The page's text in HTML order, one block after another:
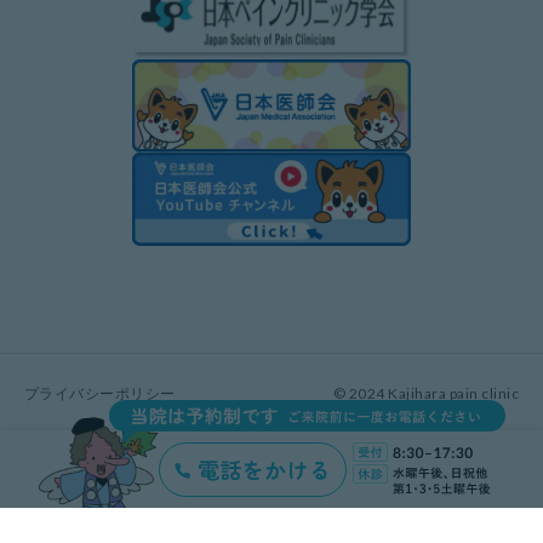
プライバシーポリシー © 2024 Kajihara pain clinic